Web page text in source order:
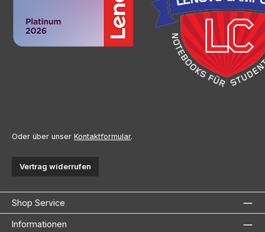
Oder über unser Kontaktformular.
Vertrag widerrufen
Shop Service
Informationen